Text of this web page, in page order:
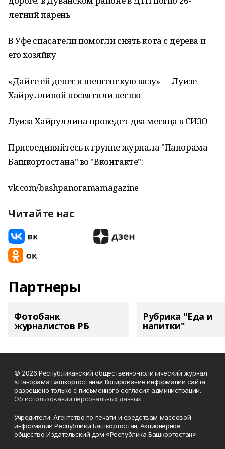
летний парень
В Уфе спасатели помогли снять кота с дерева и
его хозяйку
«Дайте ей денег и шенгенскую визу» — Луизе
Хайруллиной посвятили песню
Луиза Хайруллина проведет два месяца в СИЗО
Присоединяйтесь к группе журнала "Панорама
Башкортостана" во "Вконтакте":
vk.com/bashpanoramamagazine
Читайте нас
Партнеры
Фотобанк
журналистов РБ
Рубрика "Еда и
напитки"
© 2026 Республиканский общественно-политический журнал
«Панорама Башкортостана» Копирование информации сайта
разрешено только с письменного согласия администрации.
Об использовании персональных данных
Учредители: Агентство по печати и средствам массовой
информации Республики Башкортостан; Акционерное
общество Издательский дом «Республика Башкортостан».